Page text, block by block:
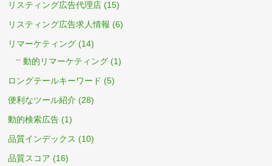
リスティング広告代理店 (15)
リスティング広告求人情報 (6)
リマーケティング (14)
動的リマーケティング (1)
ロングテールキーワード (5)
便利なツール紹介 (28)
動的検索広告 (1)
品質インデックス (10)
品質スコア (16)